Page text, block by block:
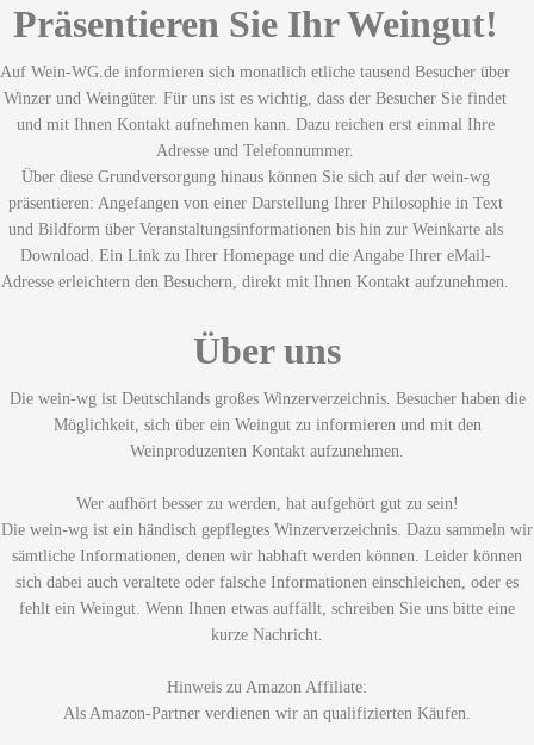
Präsentieren Sie Ihr Weingut!
Auf Wein-WG.de informieren sich monatlich etliche tausend Besucher über
Winzer und Weingüter. Für uns ist es wichtig, dass der Besucher Sie findet
und mit Ihnen Kontakt aufnehmen kann. Dazu reichen erst einmal Ihre
Adresse und Telefonnummer.
Über diese Grundversorgung hinaus können Sie sich auf der wein-wg
präsentieren: Angefangen von einer Darstellung Ihrer Philosophie in Text
und Bildform über Veranstaltungsinformationen bis hin zur Weinkarte als
Download. Ein Link zu Ihrer Homepage und die Angabe Ihrer eMail-
Adresse erleichtern den Besuchern, direkt mit Ihnen Kontakt aufzunehmen.
Über uns
Die wein-wg ist Deutschlands großes Winzerverzeichnis. Besucher haben die
Möglichkeit, sich über ein Weingut zu informieren und mit den
Weinproduzenten Kontakt aufzunehmen.
Wer aufhört besser zu werden, hat aufgehört gut zu sein!
Die wein-wg ist ein händisch gepflegtes Winzerverzeichnis. Dazu sammeln wir
sämtliche Informationen, denen wir habhaft werden können. Leider können
sich dabei auch veraltete oder falsche Informationen einschleichen, oder es
fehlt ein Weingut. Wenn Ihnen etwas auffällt, schreiben Sie uns bitte eine
kurze Nachricht.
Hinweis zu Amazon Affiliate:
Als Amazon-Partner verdienen wir an qualifizierten Käufen.